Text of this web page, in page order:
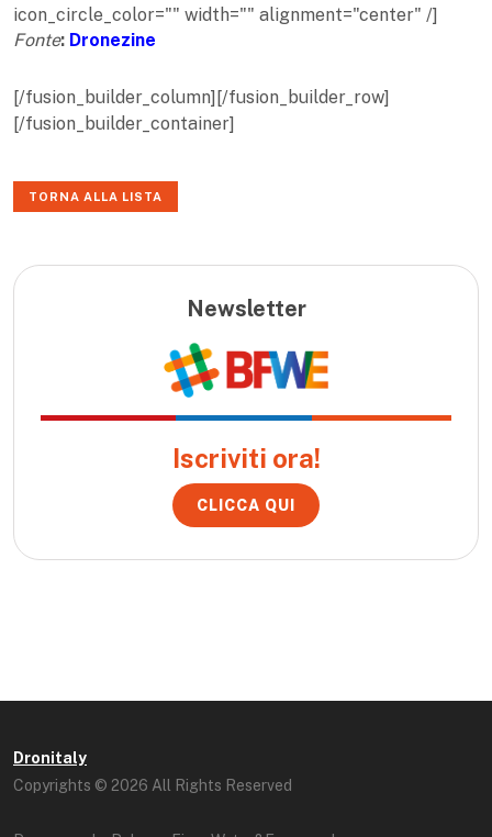
icon_circle_color="" width="" alignment="center" /]
Fonte: Dronezine
[/fusion_builder_column][/fusion_builder_row]
[/fusion_builder_container]
TORNA ALLA LISTA
Newsletter
Iscriviti ora!
CLICCA QUI
Dronitaly
Copyrights © 2026 All Rights Reserved